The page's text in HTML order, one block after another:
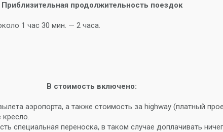
Приблизительная продолжительность поездок
1 час 30 мин. — 2 часа.
В стоимость включено:
аэропорта, а также стоимость за highway (платный
переноска, в таком случае доплачивать